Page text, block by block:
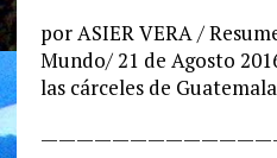
por ASIER VERA /
Mundo/ 21 de Agosto
las cárceles de